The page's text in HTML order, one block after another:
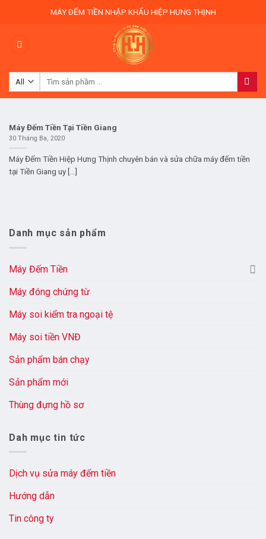
MÁY ĐẾM TIỀN NHẬP KHẨU HIỆP HƯNG THỊNH
Tìm
Danh mục sản phẩm
Máy Đếm Tiền
Máy đóng chứng từ
Máy soi kiểm tra ngoại tệ
Máy soi tiền VNĐ
Sản phẩm bán chạy
Sản phẩm mới
Thùng đựng hồ sơ
Dah mục tin tức
Dịch vụ sửa máy đếm tiền
Hướng dẫn
Tin công ty
Máy Đếm Tiền Tại Tiền Giang
30 Tháng Ba, 2020
Máy Đếm Tiền Hiệp Hưng Thịnh chuyên bán và sửa chữa máy đếm tiền
tại Tiền Giang uy [...]